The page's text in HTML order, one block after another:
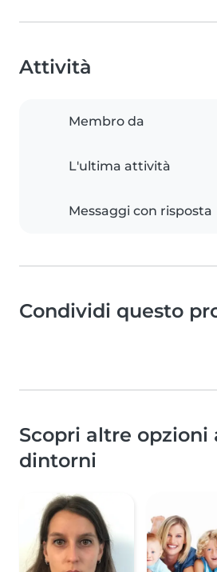
Attività
Membro da
L'ultima attività
Messaggi con risposta
Condividi questo
Scopri altre opzioni
dintorni